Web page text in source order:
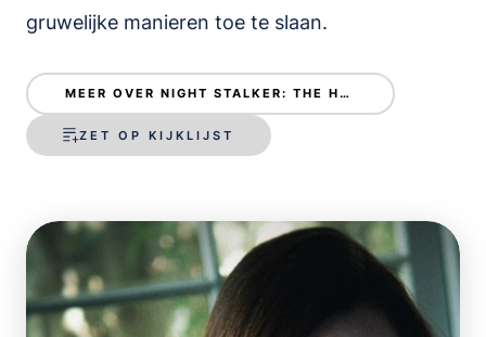
gruwelijke manieren toe te slaan.
MEER OVER NIGHT STALKER: THE HUNT FOR A SERIAL KILLER
ZET OP KIJKLIJST